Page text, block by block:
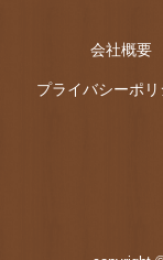
会社概要
プライバシーポリ